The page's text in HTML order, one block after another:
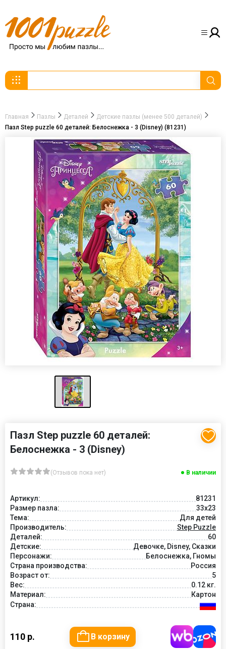
Главная Пазлы Деталей
Детские пазлы (менее 500 деталей)
Пазл Step puzzle 60 деталей: Белоснежка - 3 (Disney) (81231)
Пазл Step puzzle 60 деталей:
Белоснежка - 3 (Disney)
(Отзывов пока нет) В наличии
Артикул:
81231
Размер пазла:
33x23
Тема:
Для детей
Производитель:
Step Puzzle
Деталей:
60
Детские:
Девочке, Disney, Сказки
Персонажи:
Белоснежка, Гномы
Страна производства:
Россия
Возраст от:
5
Вес:
0.12 кг.
Материал:
Картон
Страна:
110 р. В корзину